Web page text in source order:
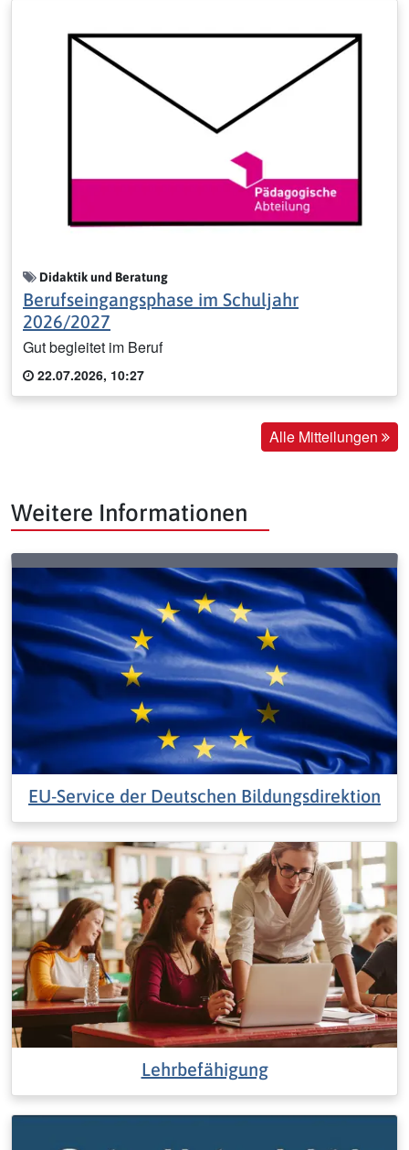
Didaktik und Beratung
Berufseingangsphase im Schuljahr
2026/2027
Gut begleitet im Beruf
22.07.2026, 10:27
Alle Mitteilungen
Weitere Informationen
EU-Service der Deutschen Bildungsdirektion
Lehrbefähigung